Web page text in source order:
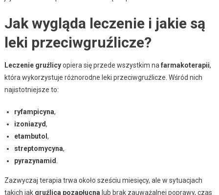
Jak wygląda leczenie i jakie są
leki przeciwgruźlicze?
Leczenie gruźlicyopiera się przede wszystkim na farmakoterapii,
która wykorzystuje różnorodne leki przeciwgruźlicze. Wśród nich
najistotniejsze to:
ryfampicyna,
izoniazyd,
etambutol ,
streptomycyna,
pyrazynamid
Zazwyczaj terapia trwa około sześciu miesięcy, ale w sytuacjach
takich jak gruźlica pozapłucna lub brak zauważalnej poprawy, czas